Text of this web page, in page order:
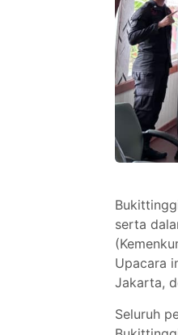
serta
Upacara
Jakarta,
Seluruh